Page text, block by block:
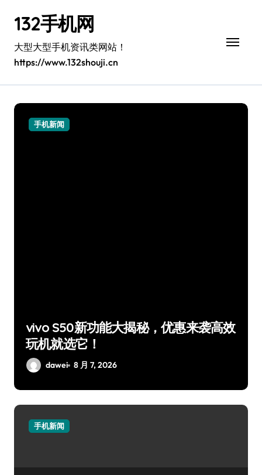
132手机网
大型大型手机资讯类网站！
https://www.132shouji.cn
手机新闻
vivo S50新功能大揭秘，优惠来袭高效
玩机就选它！
dawei 8 月 7, 2026
手机新闻